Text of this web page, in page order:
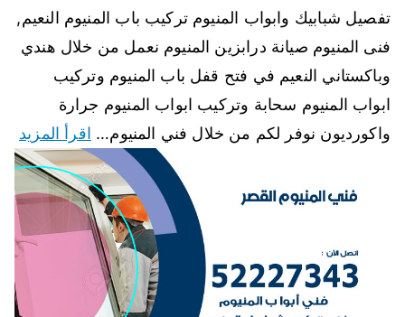
تفصيل شبابيك وابواب المنيوم تركيب باب المنيوم النعيم,
فنى المنيوم صيانة درابزين المنيوم نعمل من خلال هندي
وباكستاني النعيم في فتح قفل باب المنيوم وتركيب
ابواب المنيوم سحابة وتركيب ابواب المنيوم جرارة
واكورديون نوفر لكم من خلال فني المنيوم… اقرأ المزيد